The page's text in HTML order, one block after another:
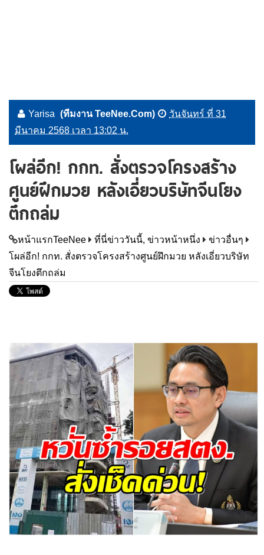
Yarisa (ทีมงาน TeeNee.Com)
วันจันทร์ ที่ 31
มีนาคม 2568 เวลา 13:02 น.
โผล่อีก! กกท. สั่งตรวจโครงสร้าง
ศูนย์ฝึกมวย หลังเอี่ยวบริษัทจีนโยง
ตึกถล่ม
หน้าแรกTeeNee ที่นี่ข่าววันนี้, ข่าวหน้าหนึ่ง
ข่าวอื่นๆ
โผล่อีก! กกท. สั่งตรวจโครงสร้างศูนย์ฝึกมวย หลังเอี่ยวบริษัท
จีนโยงตึกถล่ม